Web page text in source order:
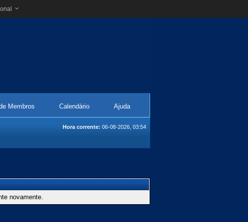
Membros Calendário Ajuda
Hora corrente: 06-08-2026, 03:54
novamente.